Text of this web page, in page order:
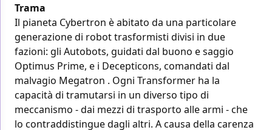
Trama
Il pianeta Cybertron è abitato da una particolare
generazione di robot trasformisti divisi in due
fazioni: gli Autobots, guidati dal buono e saggio
Optimus Prime, e i Decepticons, comandati dal
malvagio Megatron . Ogni Transformer ha la
capacità di tramutarsi in un diverso tipo di
meccanismo - dai mezzi di trasporto alle armi - che
lo contraddistingue dagli altri. A causa della carenza